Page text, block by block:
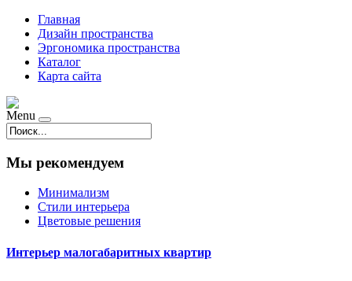
Главная
Дизайн пространства
Эргономика пространства
Каталог
Карта сайта
Menu
Мы рекомендуем
Минимализм
Стили интерьера
Цветовые решения
Интерьер малогабаритных квартир